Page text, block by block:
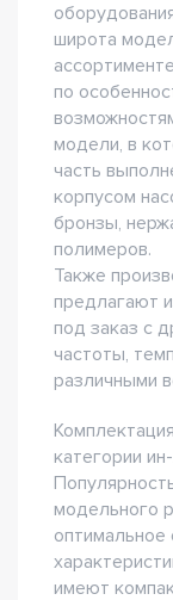
широта
по
модели, в
часть
корпусом
бронзы,
полимеров.
Также
предлагают
под заказ с
частоты,
различными
Комплектация
категории
модельного
оптимальное
имеют